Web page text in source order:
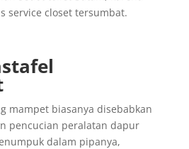
service closet tersumbat.
mampet biasanya disebabkan
pencucian peralatan dapur
dalam pipanya,